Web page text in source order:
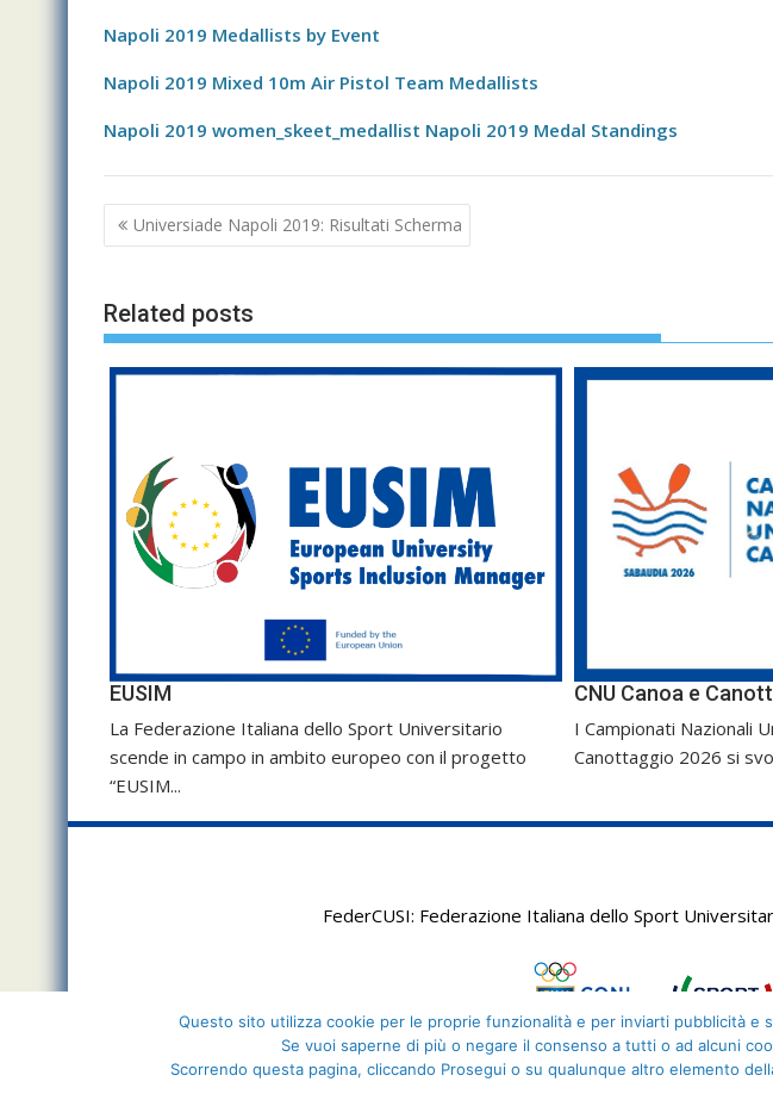
Napoli 2019 Medallists by Event
Napoli 2019 Mixed 10m Air Pistol Team Medallists
Napoli 2019 women_skeet_medallist Napoli 2019 Medal Standings
Navigazione
articoli
Universiade Napoli 2019: Risultati Scherma
Related posts
EUSIM
La Federazione Italiana dello Sport Universitario
scende in campo in ambito europeo con il progetto
“EUSIM...
CNU Canoa e
I Campionati Nazionali
Canottaggio 2026 si
FederCUSI: Federazione Italiana dello Sport
Questo sito utilizza cookie per le proprie funzionalità e per inviarti pubblicità e
Se vuoi saperne di più o negare il consenso a tutti o ad alcuni
Scorrendo questa pagina, cliccando Prosegui o su qualunque altro elemento